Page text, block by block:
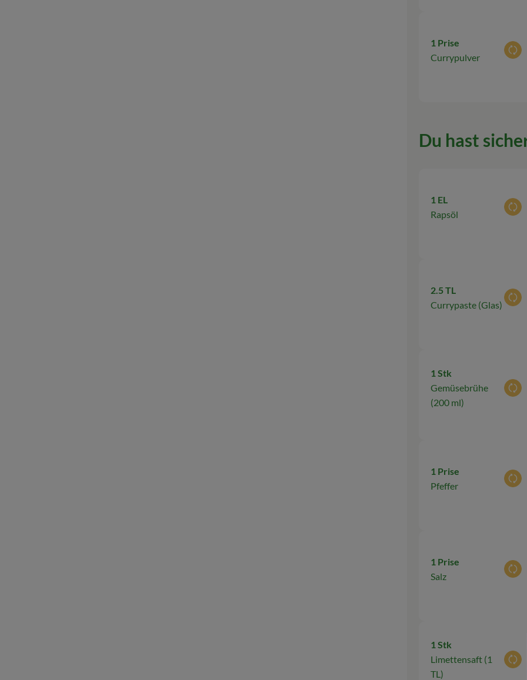
1 Prise
Currypulver
Du hast
1 EL
Rapsöl
2.5 TL
Currypaste (Glas)
1 Stk
Gemüsebrühe
(200 ml)
1 Prise
Pfeffer
1 Prise
Salz
1 Stk
Limettensaft (1
TL)